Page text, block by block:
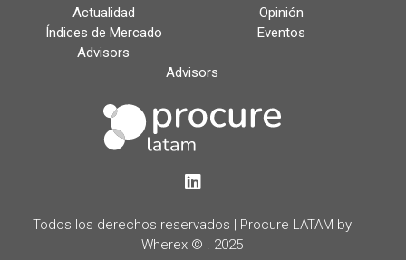
Actualidad
Opinión
Índices de Mercado
Eventos
Advisors
Advisors
LinkedIn
Todos los derechos reservados | Procure LATAM by
Wherex © . 2025